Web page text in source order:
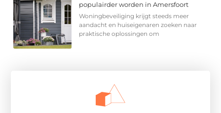
populairder worden in Amersfoort
Woningbeveiliging krijgt steeds meer
aandacht en huiseigenaren zoeken naar
praktische oplossingen om